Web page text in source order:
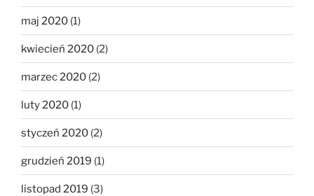
maj 2020 (1)
kwiecień 2020 (2)
marzec 2020 (2)
luty 2020 (1)
styczeń 2020 (2)
grudzień 2019 (1)
listopad 2019 (3)